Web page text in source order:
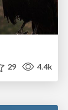
29 4.4k